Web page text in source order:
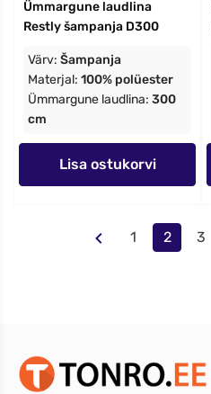
Ümmargune laudlina
Restly šampanja D300
Värv: Šampanja
Materjal: 100% polüester
Ümmargune laudlina: 300
cm
Lisa ostukorvi
1 2 3